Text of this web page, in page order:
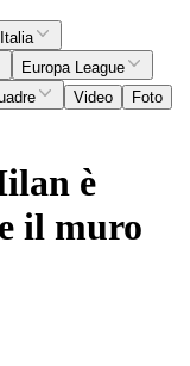
Europa League
Video
Foto
è
il muro